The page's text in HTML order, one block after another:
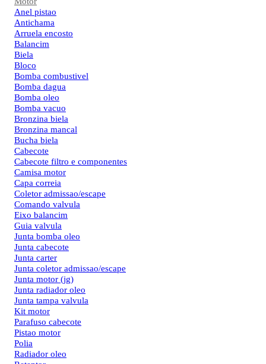
Anel pistao
Antichama
Arruela encosto
Balancim
Biela
Bloco
Bomba combustivel
Bomba dagua
Bomba oleo
Bomba vacuo
Bronzina biela
Bronzina mancal
Bucha biela
Cabecote
Cabecote filtro e componentes
Camisa motor
Capa correia
Coletor admissao/escape
Comando valvula
Eixo balancim
Guia valvula
Junta bomba oleo
Junta cabecote
Junta carter
Junta coletor admissao/escape
Junta motor (jg)
Junta radiador oleo
Junta tampa valvula
Kit motor
Parafuso cabecote
Pistao motor
Polia
Radiador oleo